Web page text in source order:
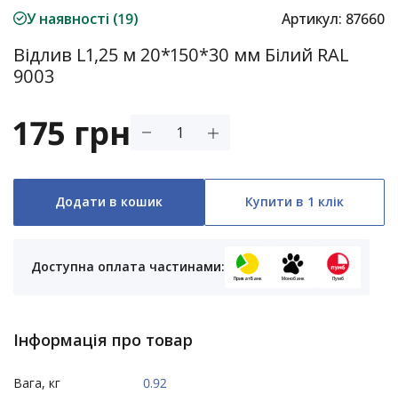
У наявності (19) Артикул: 87660
Відлив L1,25 м 20*150*30 мм Білий RAL
9003
175 грн
Додати в кошик Купити в 1 клік
Доступна оплата частинами:
ПриватБанк Монобанк Пумб
Інформація про товар
Вага, кг 0.92